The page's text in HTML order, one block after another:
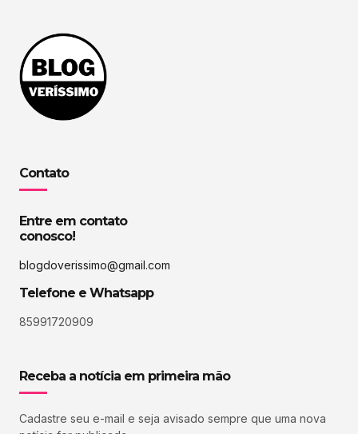
Contato
Entre em contato
conosco!
blogdoverissimo@gmail.com
Telefone e Whatsapp
85991720909
Receba a notícia em primeira mão
Cadastre seu e-mail e seja avisado sempre que uma nova